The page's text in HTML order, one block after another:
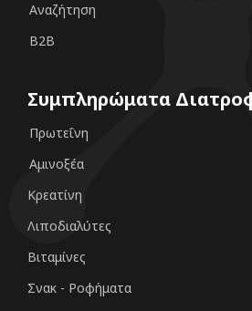
Αναζήτηση
B2B
Συμπληρώματα
Πρωτεΐνη
Αμινοξέα
Κρεατίνη
Λιποδιαλύτες
Βιταμίνες
Σνακ - Ροφήματα